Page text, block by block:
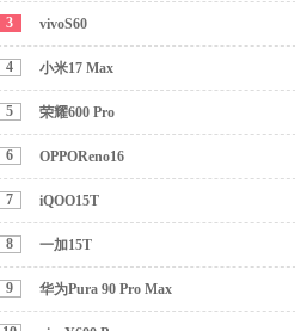
3 vivoS60
4 小米17 Max
5 荣耀600 Pro
6 OPPOReno16
7 iQOO15T
8 一加15T
9 华为Pura 90 Pro Max